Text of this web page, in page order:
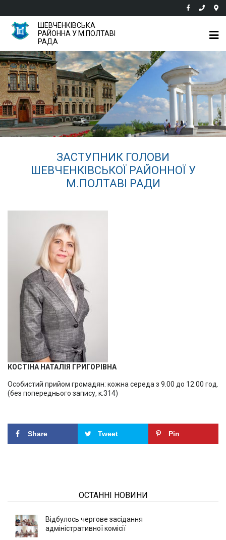
ШЕВЧЕНКІВСЬКА
РАЙОННА У М.ПОЛТАВІ
РАДА
ЗАСТУПНИК ГОЛОВИ
ШЕВЧЕНКІВСЬКОЇ РАЙОННОЇ У
М.ПОЛТАВІ РАДИ
КОСТІНА НАТАЛІЯ ГРИГОРІВНА
Особистий прийом громадян: кожна середа з 9.00 до 12.00 год.
(без попереднього запису, к.314)
Share Tweet Pin
ОСТАННІ НОВИНИ
Відбулось чергове засідання
адміністративної комісії